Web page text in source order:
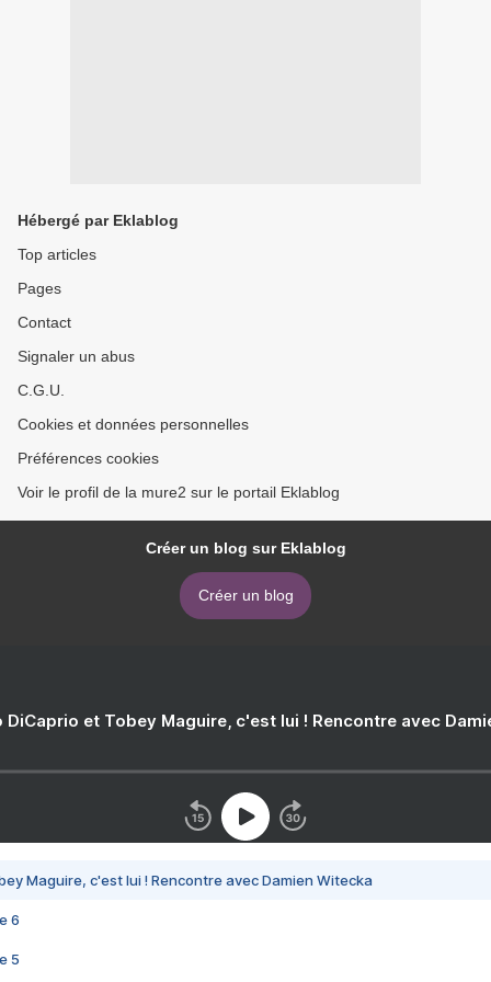
Hébergé par Eklablog
Top articles
Pages
Contact
Signaler un abus
C.G.U.
Cookies et données personnelles
Préférences cookies
Voir le profil de la mure2 sur le portail Eklablog
Créer un blog sur Eklablog
Créer un blog
DiCaprio et Tobey Maguire, c'est lui ! Rencontre avec
Maguire, c'est lui ! Rencontre avec Damien Witecka
6
5